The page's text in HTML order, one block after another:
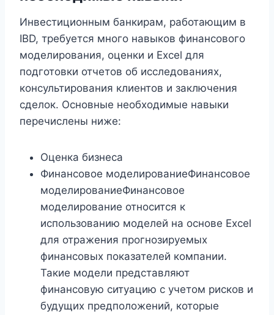
Инвестиционным банкирам, работающим в
IBD, требуется много навыков финансового
моделирования, оценки и Excel для
подготовки отчетов об исследованиях,
консультирования клиентов и заключения
сделок. Основные необходимые навыки
перечислены ниже:
Оценка бизнеса
Финансовое моделированиеФинансовое
моделированиеФинансовое
моделирование относится к
использованию моделей на основе Excel
для отражения прогнозируемых
финансовых показателей компании.
Такие модели представляют
финансовую ситуацию с учетом рисков и
будущих предположений, которые